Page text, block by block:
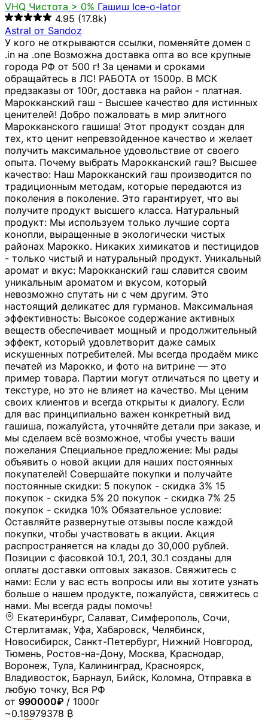
VHQ Чистота > 0% Гашиш Ice-o-lator
4.95 (17.8k)
Astral от Sandoz
У кого не открываются ссылки, поменяйте домен с
.in на .one Возможна доставка опта во все крупные
города РФ от 500 г! За ценами и сроками
обращайтесь в ЛС! РАБОТА от 1500р. В МСК
предзаказы от 100г, доставка на район - платная.
Марокканский гаш - Высшее качество для истинных
ценителей! Добро пожаловать в мир элитного
Марокканского гашиша! Этот продукт создан для
тех, кто ценит непревзойденное качество и желает
получить максимальное удовольствие от своего
опыта. Почему выбрать Марокканский гаш? Высшее
качество: Наш Марокканский гаш производится по
традиционным методам, которые передаются из
поколения в поколение. Это гарантирует, что вы
получите продукт высшего класса. Натуральный
продукт: Мы используем только лучшие сорта
конопли, выращенные в экологически чистых
районах Марокко. Никаких химикатов и пестицидов
- только чистый и натуральный продукт. Уникальный
аромат и вкус: Марокканский гаш славится своим
уникальным ароматом и вкусом, который
невозможно спутать ни с чем другим. Это
настоящий деликатес для гурманов. Максимальная
эффективность: Высокое содержание активных
веществ обеспечивает мощный и продолжительный
эффект, который удовлетворит даже самых
искушенных потребителей. Мы всегда продаём микс
печатей из Марокко, и фото на витрине — это
пример товара. Партии могут отличаться по цвету и
текстуре, но это не влияет на качество. Мы ценим
своих клиентов и всегда открыты к диалогу. Если
для вас принципиально важен конкретный вид
гашиша, пожалуйста, уточняйте детали при заказе, и
мы сделаем всё возможное, чтобы учесть ваши
пожелания Специальное предложение: Мы рады
объявить о новой акции для наших постоянных
покупателей! Совершайте покупки и получайте
постоянные скидки: 5 покупок - скидка 3% 15
покупок - скидка 5% 20 покупок - скидка 7% 25
покупок - скидка 10% Обязательное условие:
Оставляйте развернутые отзывы после каждой
покупки, чтобы участвовать в акции. Акция
распространяется на клады до 30,000 рублей.
Позиции с фасовкой 10.1, 20.1, 30.1 созданы для
оплаты доставки оптовых заказов. Свяжитесь с
нами: Если у вас есть вопросы или вы хотите узнать
больше о нашем продукте, пожалуйста, свяжитесь с
нами. Мы всегда рады помочь!
Екатеринбург, Салават, Симферополь, Сочи,
Стерлитамак, Уфа, Хабаровск, Челябинск,
Новосибирск, Санкт-Петербург, Нижний Новгород,
Тюмень, Ростов-на-Дону, Москва, Краснодар,
Воронеж, Тула, Калининград, Красноярск,
Владивосток, Барнаул, Бийск, Коломна, Отправка в
любую точку, Вся РФ
от 990000₽ / 1000г
~0.18979378 ₿